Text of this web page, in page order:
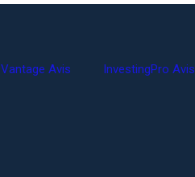
Vantage Avis InvestingPro Avis